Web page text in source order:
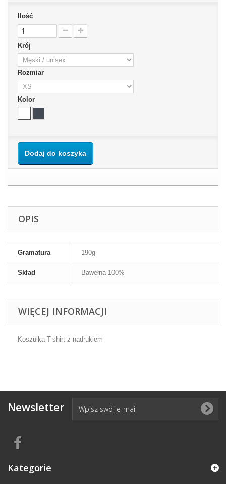
Ilość
Krój
Rozmiar
Kolor
Dodaj do koszyka
OPIS
Gramatura 190g
Skład Bawełna 100%
WIĘCEJ INFORMACJI
Koszulka T-shirt z nadrukiem
Newsletter
Kategorie